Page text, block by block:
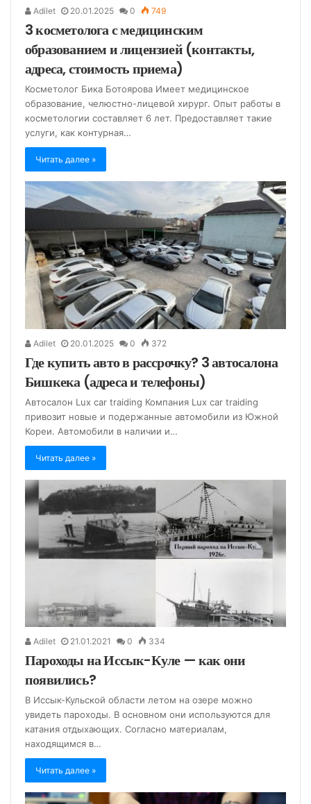
Adilet 20.01.2025 0 749
3 косметолога с медицинским
образованием и лицензией (контакты,
адреса, стоимость приема)
Косметолог Бика Ботоярова Имеет медицинское
образование, челюстно-лицевой хирург. Опыт работы в
косметологии составляет 6 лет. Предоставляет такие
услуги, как контурная…
Читать далее »
Adilet 20.01.2025 0 372
Где купить авто в рассрочку? 3 автосалона
Бишкека (адреса и телефоны)
Автосалон Lux car traiding Компания Lux car traiding
привозит новые и подержанные автомобили из Южной
Кореи. Автомобили в наличии и…
Читать далее »
Adilet 21.01.2021 0 334
Пароходы на Иссык-Куле — как они
появились?
В Иссык-Кульской области летом на озере можно
увидеть пароходы. В основном они используются для
катания отдыхающих. Согласно материалам,
находящимся в…
Читать далее »